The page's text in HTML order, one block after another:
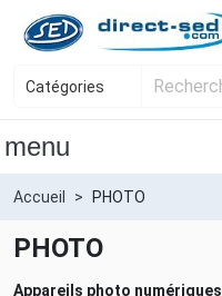
menu
Accueil PHOTO
PHOTO
Appareils photo numériques